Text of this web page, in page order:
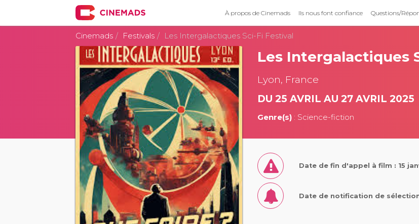
À propos de Cinemads Ils nous font confiance Questions/
Cinemads Festivals Les Intergalactiques Sci-Fi Festival
Les Intergalactiques
Lyon, France
DU 25 AVRIL AU 27 AVRIL 2025
Genre(s): Science-fiction
Date de fin d'appel à film : 15
Date de notification de